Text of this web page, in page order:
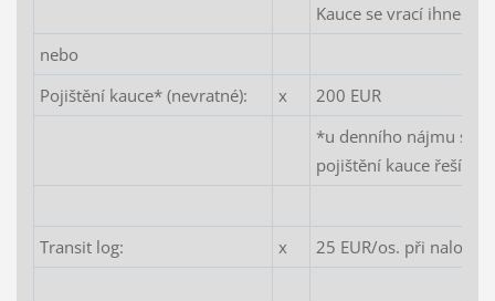
Kauce se vrací ihned
nebo
Pojištění kauce* (nevratné):
x
200 EUR
*u denního nájmu se
pojištění kauce řeší
Transit log: x 25 EUR/os. při